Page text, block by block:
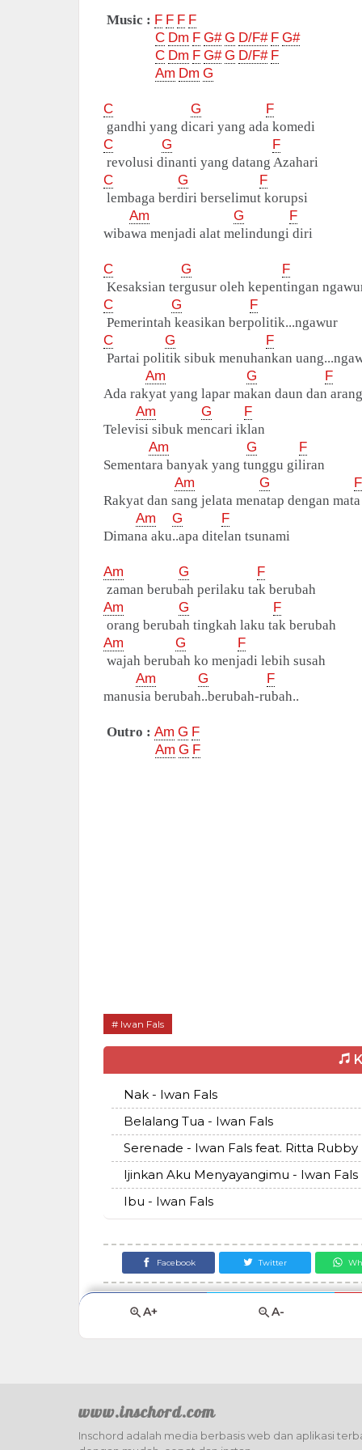
Music : F F F F
C Dm F G# G D/F# F G#
C Dm F G# G D/F# F
Am Dm G
C G
F
gandhi yang dicari yang ada komedi
C
G
F
revolusi dinanti yang datang Azahari
C
G
F
lembaga berdiri berselimut korupsi
Am
G
F
wibawa menjadi alat melindungi diri
C G
F
Kesaksian tergusur oleh kepentingan
C
G
F
Pemerintah keasikan berpolitik...ngawur
C
G
F
Partai politik sibuk menuhankan
Am
G
F
Ada rakyat yang lapar makan daun dan arang
Am
G
F
Televisi sibuk mencari iklan
Am
G
F
Sementara banyak yang tunggu giliran
Am
G
F
Rakyat dan sang jelata menatap dengan
Am
G
F
Dimana aku..apa ditelan tsunami
Am G
F
zaman berubah perilaku tak berubah
Am
G
F
orang berubah tingkah laku tak berubah
Am
G
F
wajah berubah ko menjadi lebih susah
Am
G
F
manusia berubah..berubah-rubah..
Outro : Am G F
Am G F
Iwan Fals
Nak - Iwan Fals
Belalang Tua - Iwan Fals
Serenade - Iwan Fals feat. Ritta Rubby
Ijinkan Aku Menyayangimu - Iwan Fals
Ibu - Iwan Fals
Facebook Twitter
A+ A-
www.inschord.com
Inschord adalah media berbasis web dan aplikasi